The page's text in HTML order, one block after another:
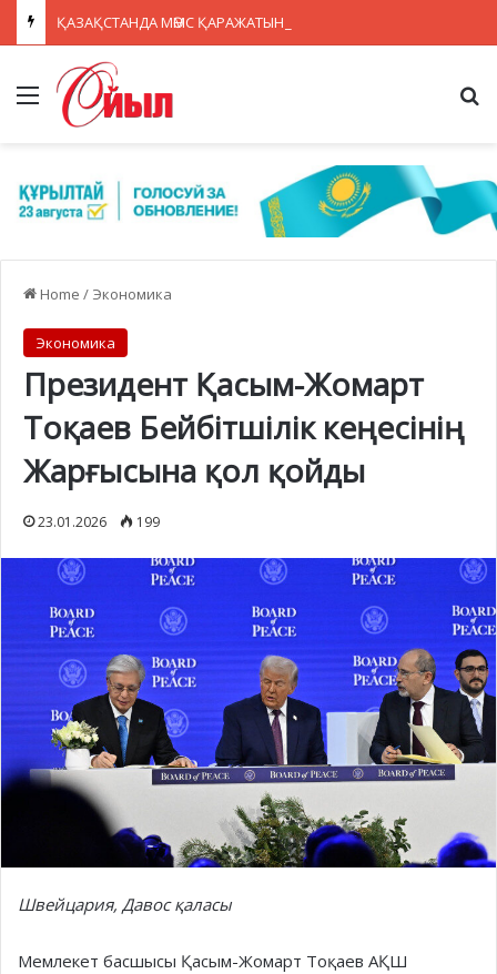
Menu
Home / Экономика
Экономика
Президент Қасым-Жомарт
Тоқаев Бейбітшілік кеңесінің
Жарғысына қол қойды
23.01.2026 199
Швейцария, Давос қаласы
Мемлекет басшысы Қасым-Жомарт Тоқаев АҚШ